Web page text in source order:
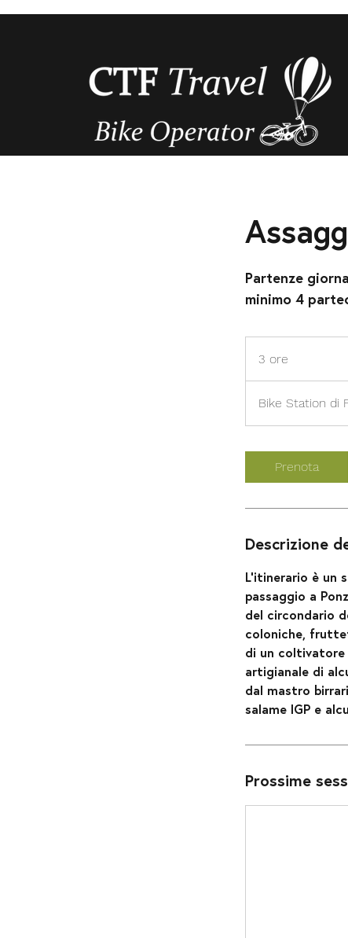
Partenze
minimo 4
3 ore
o
r
Bike Station di
Prenota
Descrizione
L'itinerario è un
passaggio a
del circondario
coloniche,
di un
artigianale di
dal mastro
salame IGP e
Prossime